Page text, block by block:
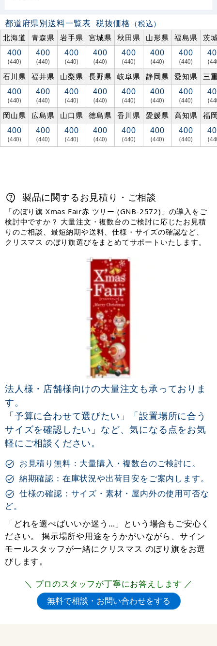
都道府県別送料一覧表 税抜価格 （税込）
北海道
青森県 岩手県 宮城県 秋田県 山形県 福島県 茨
400
(440)
400
(440)
400
(440)
400
(440)
400
(440)
400
(440)
400
(440)
石川県 福井県 山梨県 長野県 岐阜県 静岡県 愛知県 三
400
(440)
400
(440)
400
(440)
400
(440)
400
(440)
400
(440)
400
(440)
岡山県 広島県 山口県 徳島県 香川県 愛媛県 高知県 福
400
(440)
400
(440)
400
(440)
400
(440)
400
(440)
400
(440)
400
(440)
製品に関するお見積り・ご相談
「のぼり旗 Xmas Fair赤 ツリー (GNB-2572)」の導入をご
検討中ですか？ 大量注文・複数台のご検討に応じたお見積
りのご相談、最短納期や送料、仕様・サイズの確認など、
クリスマス のぼり旗選びをまとめてサポートいたします。
法人様・店舗様向けの大量注文も承っておりま
す。
「予算に合わせて選びたい」「設置場所に合う
サイズを確認したい」など、気になる点をお気
軽にご相談ください。
お見積り無料：大量購入・複数台のご検討に。
納期確認：在庫状況や出荷目安をご案内します。
仕様の確認：サイズ・素材・屋内外の使用可否な
ど。
「どれを選べばいいか迷う…」という場合もご安心く
ださい。 掲示場所や用途をうかがいながら、サイン
モールスタッフが一緒にクリスマス のぼり旗をお選
びします。
＼ プロのスタッフが丁寧にお答えします ／